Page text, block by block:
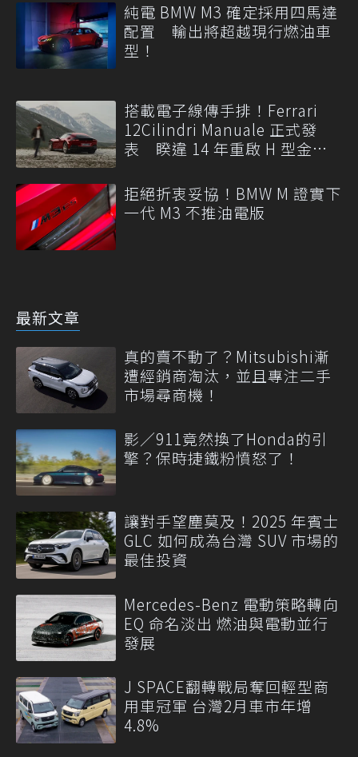
純電 BMW M3 確定採用四馬達
配置 輸出將超越現行燃油車
型！
搭載電子線傳手排！Ferrari
12Cilindri Manuale 正式發
表 睽違 14 年重啟 H 型金屬
拒絕折衷妥協！BMW M 證實下
一代 M3 不推油電版
最新文章
真的賣不動了？Mitsubishi漸
遭經銷商淘汰，並且專注二手
市場尋商機！
影／911竟然換了Honda的引
擎？保時捷鐵粉憤怒了！
讓對手望塵莫及！2025 年賓士
GLC 如何成為台灣 SUV 市場的
最佳投資
Mercedes-Benz 電動策略轉向
EQ 命名淡出 燃油與電動並行
發展
J SPACE翻轉戰局奪回輕型商
用車冠軍 台灣2月車市年增
4.8%